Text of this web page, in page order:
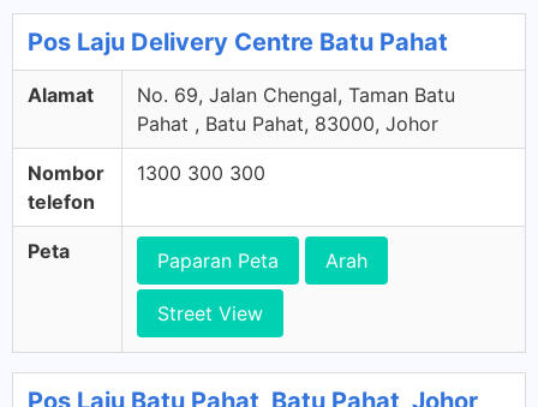
Pos Laju Delivery Centre Batu Pahat
Alamat
No. 69, Jalan Chengal, Taman Batu
Pahat , Batu Pahat, 83000, Johor
Nombor
telefon
1300 300 300
Peta Paparan Peta Arah
Street View
Pos Laju Batu Pahat, Batu Pahat, Johor